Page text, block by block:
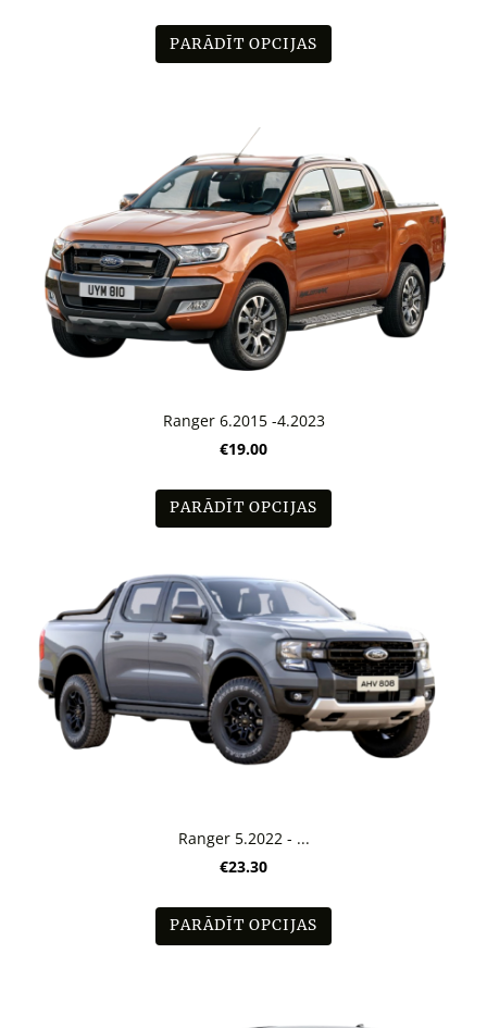
PARĀDĪT OPCIJAS
Ranger 6.2015 -4.2023
€19.00
PARĀDĪT OPCIJAS
Ranger 5.2022 - ...
€23.30
PARĀDĪT OPCIJAS